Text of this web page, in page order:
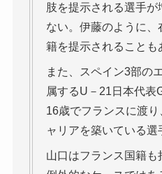
肢を提示される選手
ない。伊藤のように
籍を提示されることも
また、スペイン3部の
属するU－21日本代表
16歳でフランスに渡
ャリアを築いている選
山口はフランス国籍も